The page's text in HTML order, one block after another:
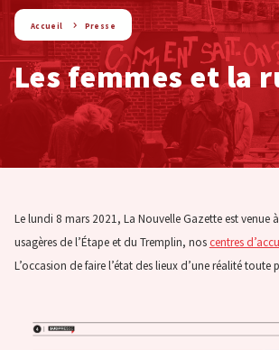
Accueil Presse
Les femmes et la
Le lundi 8 mars 2021, La Nouvelle Gazette est venue
usagères de l’Étape et du Tremplin, noscentres
L’occasion de faire l’état des lieux d’une réalité toute